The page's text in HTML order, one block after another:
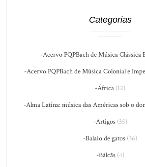
Categorias
-Acervo PQPBach de Música Clássica
-Acervo PQPBach de Música Colonial e
-África (12)
-Alma Latina: música das Américas sob o
-Artigos(35)
-Balaio de gatos (36)
-Bálcãs(4)